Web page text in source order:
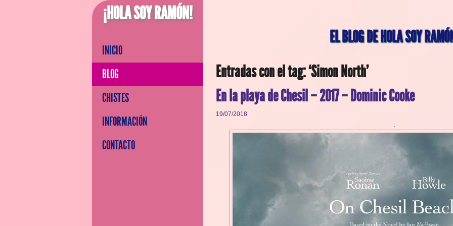
¡HOLA SOY RAMÓN!
INICIO
BLOG
CHISTES
INFORMACIÓN
CONTACTO
EL BLOG DE HOLA SOY
Entradas con el tag: ‘Simon North’
En la playa de Chesil – 2017 – Dominic Cooke
19/07/2018